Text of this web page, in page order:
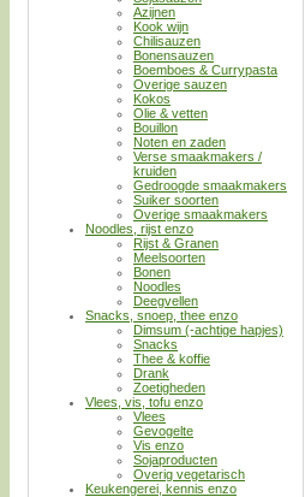
Azijnen
Kook wijn
Chilisauzen
Bonensauzen
Boemboes & Currypasta
Overige sauzen
Kokos
Olie & vetten
Bouillon
Noten en zaden
Verse smaakmakers /
kruiden
Gedroogde smaakmakers
Suiker soorten
Overige smaakmakers
Noodles, rijst enzo
Rijst & Granen
Meelsoorten
Bonen
Noodles
Deegvellen
Snacks, snoep, thee enzo
Dimsum (-achtige hapjes)
Snacks
Thee & koffie
Drank
Zoetigheden
Vlees, vis, tofu enzo
Vlees
Gevogelte
Vis enzo
Sojaproducten
Overig vegetarisch
Keukengerei, kennis enzo